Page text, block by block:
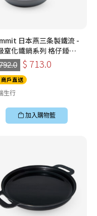
日本燕三条製鐵流 -
窒化鐵鍋系列 格仔錘紋
26cm$ 713.0
商戶直送
生行
加入購物籃